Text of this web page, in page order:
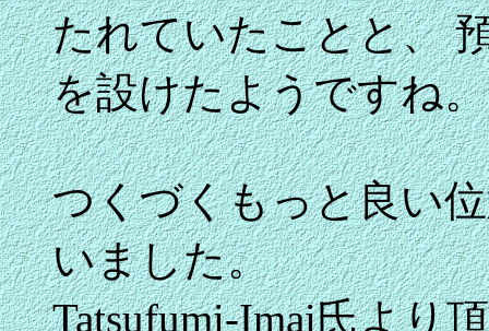
たれていたことと、
を設けたようですね。
つくづくもっと良い
いました。
Tatsufumi-Imai氏より